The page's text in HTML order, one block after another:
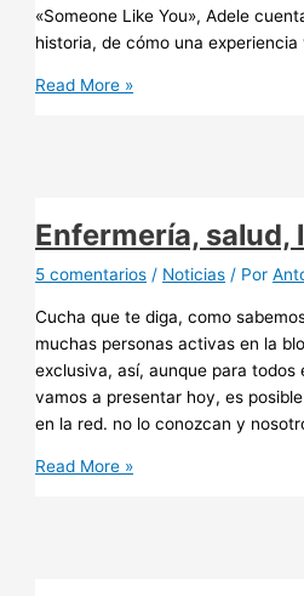
«Someone Like You», Adele
historia, de cómo una
Canciones,
cambian
la
Read More »
Enfermería, salud,
5 comentarios / Noticias / Por
Cucha que te diga, como
muchas personas activas en la
exclusiva, así, aunque para todos
vamos a presentar hoy, es
en la red. no lo conozcan y
Enfermería,
Read More »